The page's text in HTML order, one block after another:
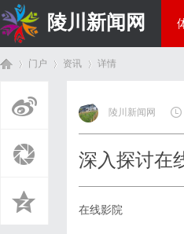
陵川新闻网
门户 资讯
›
详情
陵川新闻网
深入探讨在
在线影院